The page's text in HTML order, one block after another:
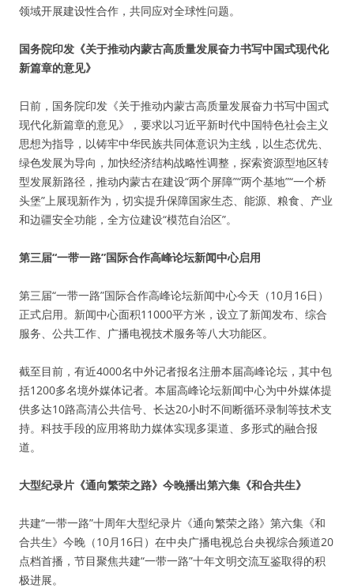
领域开展建设性合作，共同应对全球性问题。
国务院印发《关于推动内蒙古高质量发展奋力书写中国式现代化
新篇章的意见》
日前，国务院印发《关于推动内蒙古高质量发展奋力书写中国式
现代化新篇章的意见》，要求以习近平新时代中国特色社会主义
思想为指导，以铸牢中华民族共同体意识为主线，以生态优先、
绿色发展为导向，加快经济结构战略性调整，探索资源型地区转
型发展新路径，推动内蒙古在建设“两个屏障”“两个基地”“一个桥
头堡”上展现新作为，切实提升保障国家生态、能源、粮食、产业
和边疆安全功能，全方位建设“模范自治区”。
第三届“一带一路”国际合作高峰论坛新闻中心启用
第三届“一带一路”国际合作高峰论坛新闻中心今天（10月16日）
正式启用。新闻中心面积11000平方米，设立了新闻发布、综合
服务、公共工作、广播电视技术服务等八大功能区。
截至目前，有近4000名中外记者报名注册本届高峰论坛，其中包
括1200多名境外媒体记者。本届高峰论坛新闻中心为中外媒体提
供多达10路高清公共信号、长达20小时不间断循环录制等技术支
持。科技手段的应用将助力媒体实现多渠道、多形式的融合报
道。
大型纪录片《通向繁荣之路》今晚播出第六集《和合共生》
共建“一带一路”十周年大型纪录片《通向繁荣之路》第六集《和
合共生》今晚（10月16日）在中央广播电视总台央视综合频道20
点档首播，节目聚焦共建“一带一路”十年文明交流互鉴取得的积
极进展。